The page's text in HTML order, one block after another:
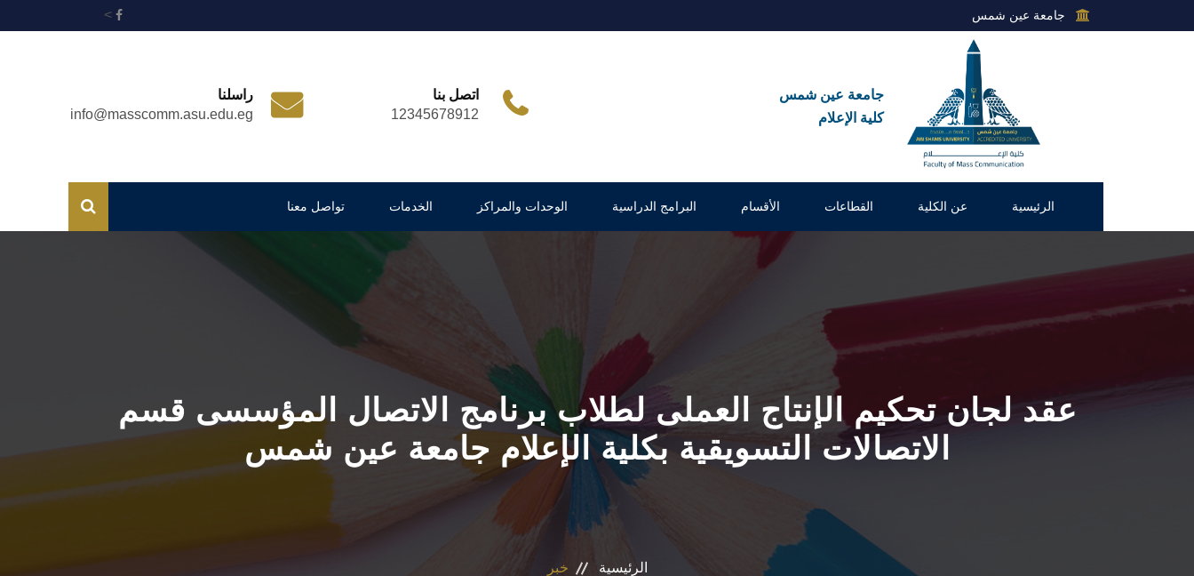
جامعة عين شمس >
جامعة عين شمس
كلية الإعلام
اتصل بنا
12345678912
راسلنا
info@masscomm.asu.edu.eg
الرئيسية عن الكلية القطاعات الأقسام البرامج الدراسية الوحدات والمراكز الخدمات تواصل معنا
عقد لجان تحكيم الإنتاج العملى لطلاب برنامج الاتصال المؤسسى قسم
الاتصالات التسويقية بكلية الإعلام جامعة عين شمس
الرئيسية خبر